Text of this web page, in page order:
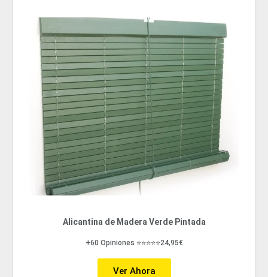
Alicantina de Madera Verde Pintada
+60 Opiniones ⭐⭐⭐⭐⭐24,95€
Ver Ahora